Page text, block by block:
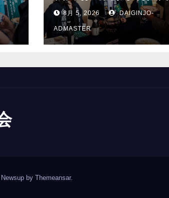
8月 5, 2026 DAIGINJO-
ADMASTER
by Themeansar.